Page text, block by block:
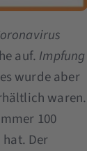
auf. Impfung
wurde aber
waren.
100
Der